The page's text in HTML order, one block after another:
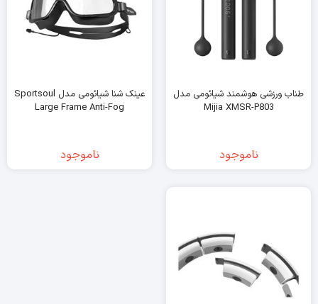
طناب ورزشی هوشمند شیائومی مدل
Mijia XMSR-P803
ناموجود
عینک شنا شیائومی مدل Sportsoul
Large Frame Anti-Fog
ناموجود